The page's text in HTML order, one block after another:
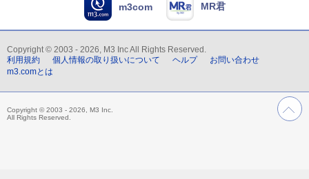
m3com MR君
Copyright © 2003 - 2026, M3 Inc All Rights Reserved.
利用規約
個人情報の取り扱いについて ヘルプ
お問い合わせ
m3.comとは
Copyright © 2003 - 2026, M3 Inc.
All Rights Reserved.